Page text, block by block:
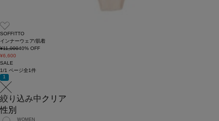
SOFFITTO
インナーウェア/肌着
¥11,00040% OFF
¥6,600
SALE
1/1 ページ全1件
1
絞り込み中 クリア
性別
WOMEN